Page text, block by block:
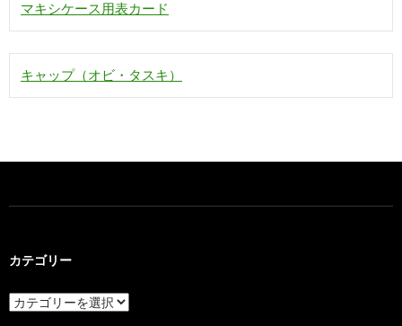
マキシケース用表カード
キャップ（オビ・タスキ）
カテゴリー
カ
テ